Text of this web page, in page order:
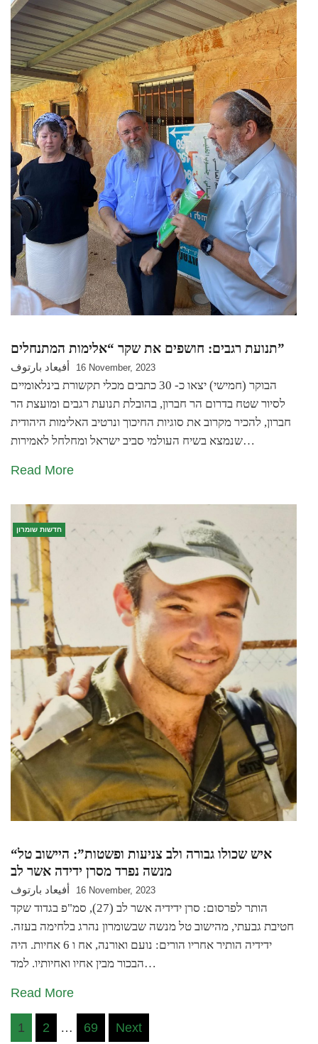
תנועת רגבים: חושפים את שקר “אלימות המתנחלים”
أفيعاد بارتوف 16 November, 2023
הבוקר (חמישי) יצאו כ- 30 כתבים מכלי תקשורת בינלאומיים
לסיור שטח בדרום הר חברון, בהובלת תנועת רגבים ומועצת הר
חברון, להכיר מקרוב את סוגיות החיכוך ונרטיב האלימות היהודית
שנמצא בשיח העולמי סביב ישראל ומחלחל לאמירות…
Read More
חדשות שומרון
“איש שכולו גבורה ולב צניעות ופשטות”: היישוב טל
מנשה נפרד מסרן ידידה אשר לב
أفيعاد بارتوف 16 November, 2023
הותר לפרסום: סרן ידידיה אשר לב (27), סמ"פ בגדוד שקד
חטיבת גבעתי, מהישוב טל מנשה שבשומרון נהרג בלחימה בעזה.
ידידיה הותיר אחריו הורים: נועם ואורנה, אח ו 6 אחיות. היה
הבכור מבין אחיו ואחיותיו. למד…
Read More
Posts
1 2 … 69 Next